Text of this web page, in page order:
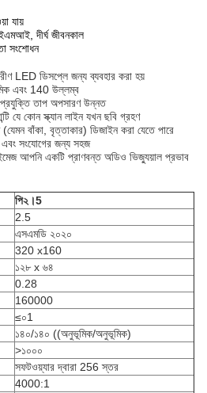
যায়
দীর্ঘ জীবনকাল
সংশোধন
LED ডিসপ্লে জন্য ব্যবহার করা হয়
এবং 140 উল্লম্ব
তাপ অপসারণ উন্নত
যে কোন স্ক্যান লাইন যখন ছবি গ্রহণ
বাঁকা, বৃত্তাকার) ডিজাইন করা যেতে পারে
সংযোগের জন্য সহজ
আপনি একটি প্রাণবন্ত অডিও ভিজ্যুয়াল প্রভাব
পি২।5
2.5
এসএমডি ২০২০
320 x160
১২৮ x ৬৪
0.28
160000
≤০1
১৪০/১৪০ ((অনুভূমিক/অনুভূমিক)
>১০০০
সফটওয়্যার দ্বারা 256 স্তর
4000:1